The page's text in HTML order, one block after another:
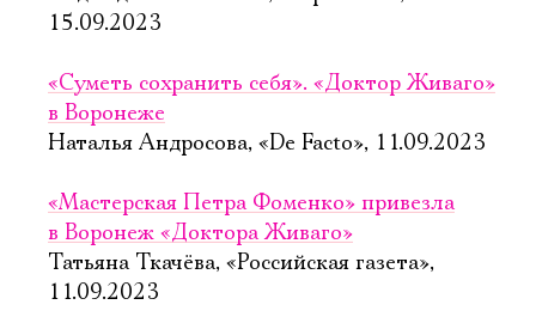
15.09.2023
«Суметь сохранить себя». «Доктор Живаго»
в Воронеже
Наталья Андросова, «De Facto», 11.09.2023
«Мастерская Петра Фоменко» привезла
в Воронеж «Доктора Живаго»
Татьяна Ткачёва, «Российская газета»,
11.09.2023